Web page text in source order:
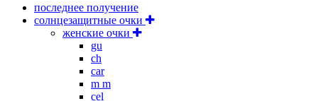
последнее получение
солнцезащитные очки
женские очки
gu
ch
car
m m
cel